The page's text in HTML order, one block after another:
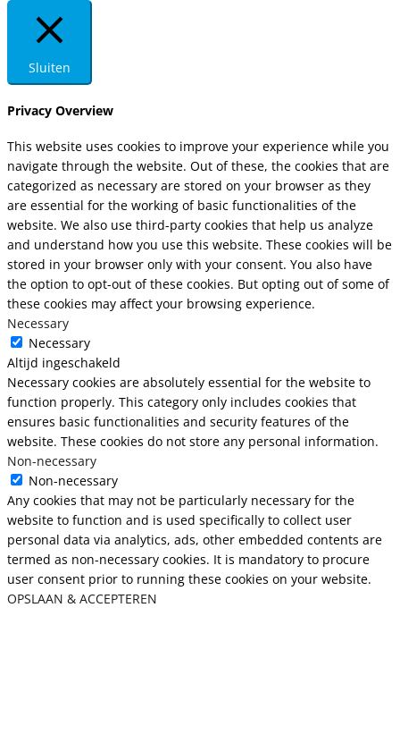
Sluiten
Privacy Overview
This website uses cookies to improve your experience while you
navigate through the website. Out of these, the cookies that are
categorized as necessary are stored on your browser as they
are essential for the working of basic functionalities of the
website. We also use third-party cookies that help us analyze
and understand how you use this website. These cookies will be
stored in your browser only with your consent. You also have
the option to opt-out of these cookies. But opting out of some of
these cookies may affect your browsing experience.
Necessary
Necessary
Altijd ingeschakeld
Necessary cookies are absolutely essential for the website to
function properly. This category only includes cookies that
ensures basic functionalities and security features of the
website. These cookies do not store any personal information.
Non-necessary
Non-necessary
Any cookies that may not be particularly necessary for the
website to function and is used specifically to collect user
personal data via analytics, ads, other embedded contents are
termed as non-necessary cookies. It is mandatory to procure
user consent prior to running these cookies on your website.
OPSLAAN & ACCEPTEREN